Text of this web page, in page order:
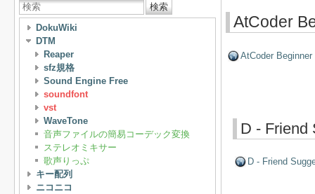
検索
DokuWiki
DTM
Reaper
sfz規格
Sound Engine Free
soundfont
vst
WaveTone
音声ファイルの簡易コーデック変換
ステレオミキサー
歌声りっぷ
キー配列
ニコニコ
AtCoder
AtCoder
D - Friend
D - Friend